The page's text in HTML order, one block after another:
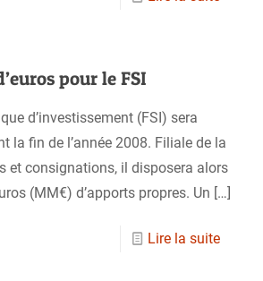
pour le FSI
d’investissement (FSI) sera
la fin de l’année 2008. Filiale de la
et consignations, il disposera alors
(MM€) d’apports propres. Un […]
Lire la suite